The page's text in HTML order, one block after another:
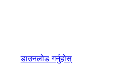
डाउनलोड गर्नुहोस्